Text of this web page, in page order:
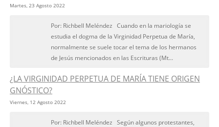
Martes, 23 Agosto 2022
Por: Richbell Meléndez Cuando en la mariología se
estudia el dogma de la Virginidad Perpetua de María,
normalmente se suele tocar el tema de los hermanos
de Jesús mencionados en las Escrituras (Mt...
¿LA VIRGINIDAD PERPETUA DE MARÍA TIENE ORIGEN
GNÓSTICO?
Viernes, 12 Agosto 2022
Por: Richbell Meléndez Según algunos protestantes,